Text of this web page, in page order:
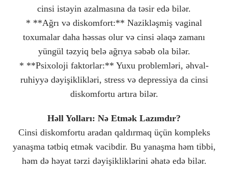
cinsi istəyin azalmasına da təsir edə bilər.
* **Ağrı və diskomfort:** Nazikləşmiş vaginal
toxumalar daha həssas olur və cinsi əlaqə zamanı
yüngül təzyiq belə ağrıya səbəb ola bilər.
* **Psixoloji faktorlar:** Yuxu problemləri, əhval-
ruhiyyə dəyişiklikləri, stress və depressiya da cinsi
diskomfortu artıra bilər.
Həll Yolları: Nə Etmək Lazımdır?
Cinsi diskomfortu aradan qaldırmaq üçün kompleks
yanaşma tətbiq etmək vacibdir. Bu yanaşma həm tibbi,
həm də həyat tərzi dəyişikliklərini əhatə edə bilər.